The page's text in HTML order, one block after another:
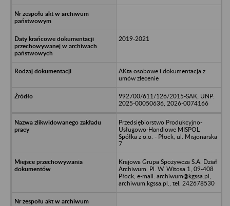
2019-2021
AKta osobowe i dokumentacja z
umów zlecenie
992700/611/126/2015-SAK; UNP:
2025-00050636, 2026-0074166
Przedsiębiorstwo Produkcyjno-
Usługowo-Handlowe MISPOL
Spółka z o.o. - Płock, ul. Misjonarska
7
Krajowa Grupa Spożywcza S.A. Dział
Archiwum. Pl. W. Witosa 1, 09-408
Płock, e-mail: archiwum@kgssa.pl,
archiwum.kgssa.pl., tel. 242678530